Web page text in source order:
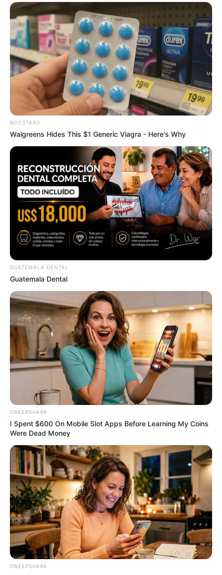
Paying $500/Mo In Debt Interest? You Are Getting
Ruthlessly Fleeced
JG WENTWORTH
Columbus Adults Are Fixing High Blood Sugar
Spikes At Home (Recipe)
GLYCOGEN SUPPORT
Blood Sugar Is Not From Sweets! Meet The Main
Enemy Of Blood Sugar
GLYCOGEN SUPPORT
Endocrinologist: If You Have Diabetes, Read This
Before It's Removed!
GLYCOGEN SUPPORT
BOOSTARO
Walgreens Hides This $1 Generic Viagra - Here's Why
GUATEMALA DENTAL
Guatemala Dental
SWEEPSHARK
I Spent $600 On Mobile Slot Apps Before Learning My Coins
Were Dead Money
SWEEPSHARK